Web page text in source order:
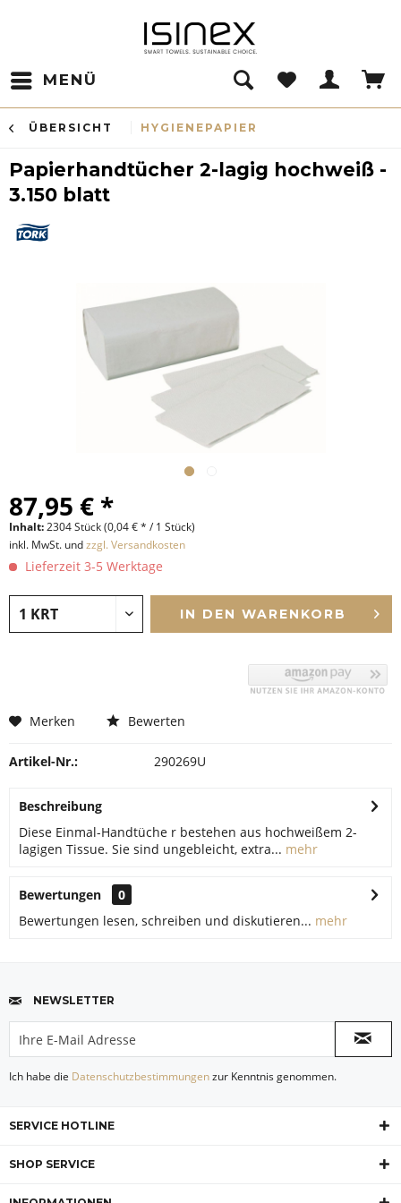
MENÜ
ÜBERSICHT HYGIENEPAPIER
Papierhandtücher 2-lagig hochweiß -
3.150 blatt
87,95 € *
Inhalt:2304 Stück (0,04 € * / 1 Stück)
inkl. MwSt. undzzgl. Versandkosten
Lieferzeit 3-5 Werktage
IN DEN WARENKORB
Merken Bewerten
Artikel-Nr.: 290269U
Beschreibung
Diese Einmal-Handtüche r bestehen aus hochweißem 2-
lagigen Tissue. Sie sind ungebleicht, extra... mehr
Bewertungen
0
Bewertungen lesen, schreiben und diskutieren... mehr
NEWSLETTER
Ich habe die Datenschutzbestimmungenzur Kenntnis genommen.
SERVICE HOTLINE
SHOP SERVICE